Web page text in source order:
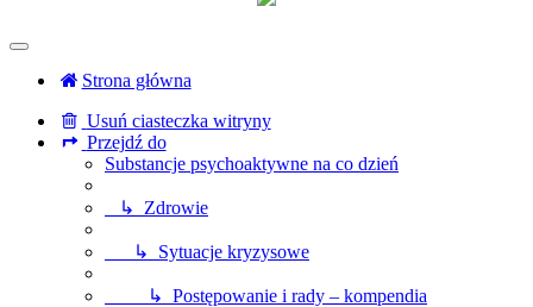
Strona główna
Usuń ciasteczka witryny
Przejdź do
Substancje psychoaktywne na co dzień
↳ Zdrowie
↳ Sytuacje kryzysowe
↳ Postępowanie i rady – kompendia